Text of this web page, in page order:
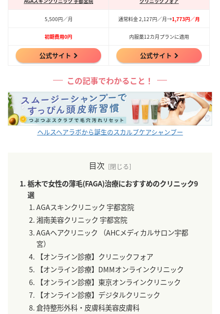
5,500円／月 通常料金 2,127円／月→1,773円／月
初期費用0円 内服薬12カ月プランに適用
公式サイト 公式サイト
この記事でわかること！
ヘルスヘアラボから誕生のスカルプケアシャンプー
目次
栃木で女性の薄毛(FAGA)治療におすすめのクリニック9
選
AGAスキンクリニック 宇都宮院
湘南美容クリニック 宇都宮院
AGAヘアクリニック （AHCメディカルサロン宇都
宮）
【オンライン診療】クリニックフォア
【オンライン診療】DMMオンラインクリニック
【オンライン診療】東京オンラインクリニック
【オンライン診療】デジタルクリニック
倉持整形外科・皮膚科美容皮膚科